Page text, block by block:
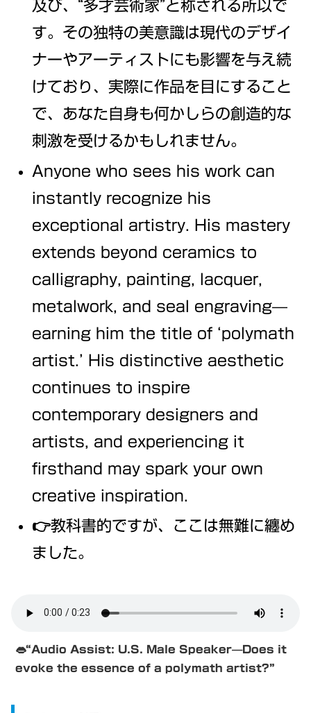
及び、“多才芸術家”と称される所以で
す。その独特の美意識は現代のデザイ
ナーやアーティストにも影響を与え続
けており、実際に作品を目にすること
で、あなた自身も何かしらの創造的な
刺激を受けるかもしれません。
Anyone who sees his work can
instantly recognize his
exceptional artistry. His mastery
extends beyond ceramics to
calligraphy, painting, lacquer,
metalwork, and seal engraving—
earning him the title of ‘polymath
artist.’ His distinctive aesthetic
continues to inspire
contemporary designers and
artists, and experiencing it
firsthand may spark your own
creative inspiration.
👉教科書的ですが、ここは無難に纏め
ました。
👄“Audio Assist: U.S. Male Speaker—Does it
evoke the essence of a polymath artist?”